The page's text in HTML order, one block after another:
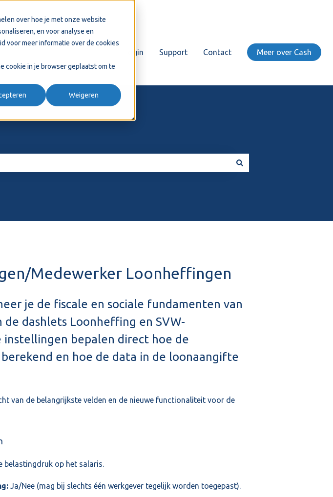
over hoe je met onze website
en voor analyse en
voor meer informatie over de cookies
cookie in je browser geplaatst om te
Weigeren
Login Support Contact Meer over Cash
Medewerker Loonheffingen
je de fiscale en sociale fundamenten van
de dashlets Loonheffing en SVW-
instellingen bepalen direct hoe de
en hoe de data in de loonaangifte
van de belangrijkste velden en de nieuwe functionaliteit voor de
belastingdruk op het salaris.
Ja/Nee (mag bij slechts één werkgever tegelijk worden toegepast).